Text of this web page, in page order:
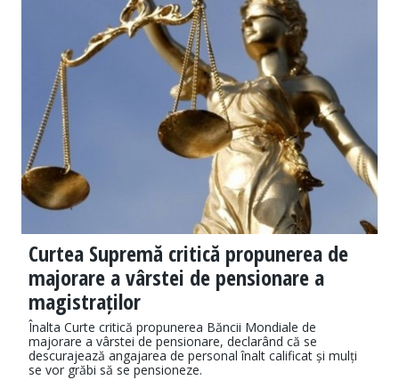
Curtea Supremă critică propunerea de
majorare a vârstei de pensionare a
magistraților
Înalta Curte critică propunerea Băncii Mondiale de
majorare a vârstei de pensionare, declarând că se
descurajează angajarea de personal înalt calificat și mulți
se vor grăbi să se pensioneze.